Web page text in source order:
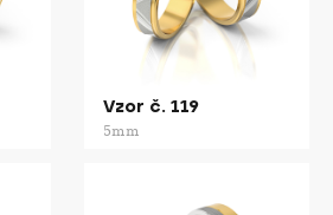
Vzor č. 119
5mm